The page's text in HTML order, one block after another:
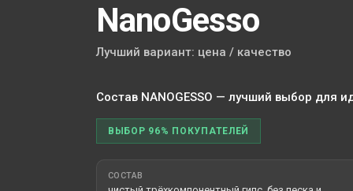
NanoGesso
Лучший вариант: цена / качество
Состав NANOGESSO — лучший выбор
ВЫБОР 96% ПОКУПАТЕЛЕЙ
СОСТАВ